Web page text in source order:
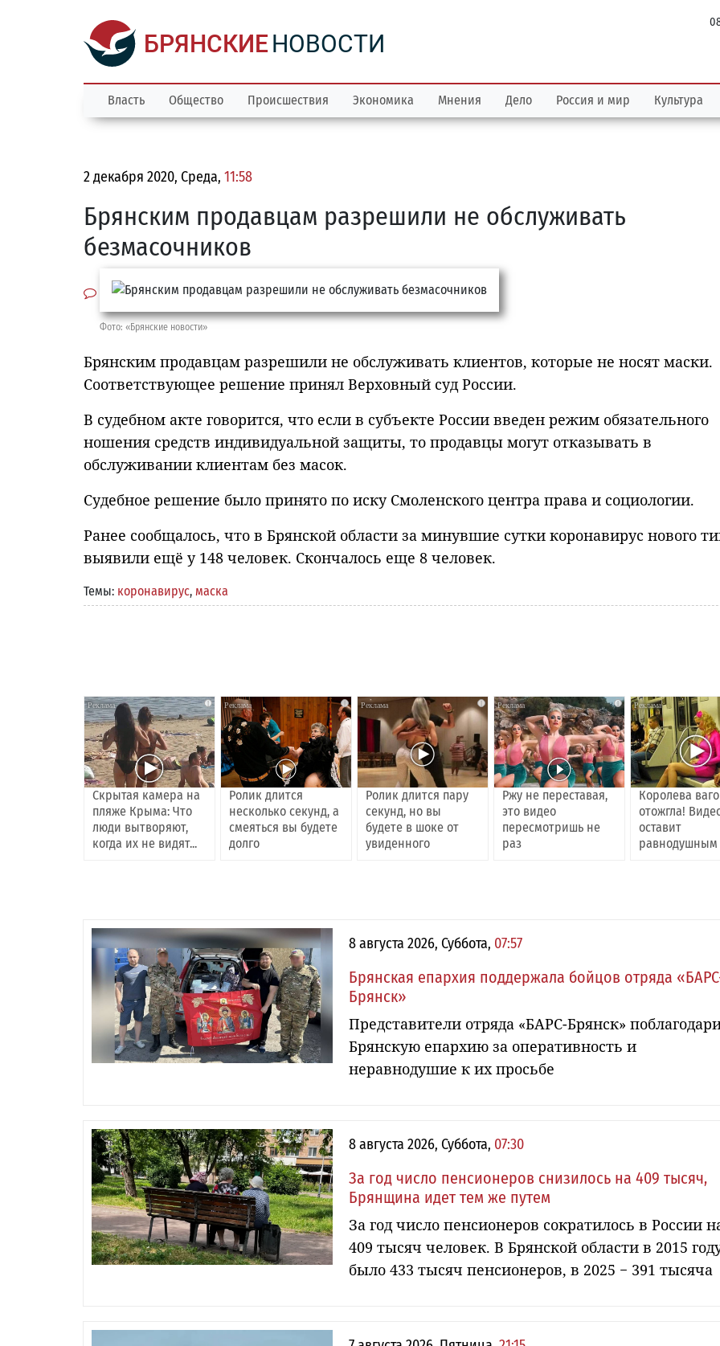
БРЯНСКИЕНОВОСТИ
Власть Общество Происшествия Экономика Мнения Дело Россия и мир Культура
2 декабря 2020, Среда, 11:58
Брянским продавцам разрешили не обслуживать
безмасочников
Фото: «Брянские новости»
Брянским продавцам разрешили не обслуживать клиентов, которые не носят маски.
Соответствующее решение принял Верховный суд России.
В судебном акте говорится, что если в субъекте России введен режим обязательного
ношения средств индивидуальной защиты, то продавцы могут отказывать в
обслуживании клиентам без масок.
Судебное решение было принято по иску Смоленского центра права и социологии.
Ранее сообщалось, что в Брянской области за минувшие сутки коронавирус нового
выявили ещё у 148 человек. Скончалось еще 8 человек.
Темы: коронавирус, маска
i
Скрытая камера на
пляже Крыма: Что
люди вытворяют,
когда их не видят...
i
Ролик длится
несколько секунд, а
смеяться вы будете
долго
i
Ролик длится пару
секунд, но вы
будете в шоке от
увиденного
i
Ржу не переставая,
это видео
пересмотришь не
раз
Королева
отожгла!
оставит
равнодушным
8 августа 2026, Суббота, 07:57
Брянская епархия поддержала бойцов отряда
Брянск»
Представители отряда «БАРС-Брянск»
Брянскую епархию за оперативность и
неравнодушие к их просьбе
8 августа 2026, Суббота, 07:30
За год число пенсионеров снизилось на 409 тысяч,
Брянщина идет тем же путем
За год число пенсионеров сократилось в России
409 тысяч человек. В Брянской области в 2015
было 433 тысяч пенсионеров, в 2025 − 391 тысяча